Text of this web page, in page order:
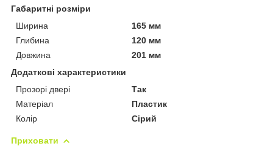
Габаритні розміри
Ширина
165 мм
Глибина
120 мм
Довжина
201 мм
Додаткові характеристики
Прозорі двері
Так
Матеріал
Пластик
Колір
Сірий
Приховати